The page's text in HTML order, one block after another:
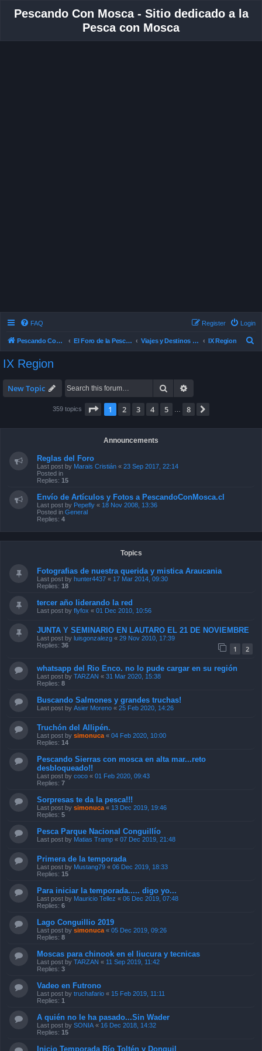
Pescando Con Mosca - Sitio dedicado a la
Pesca con Mosca
FAQ Login
Register
Pescando Con Mosca El Foro de la Pesca con Mosca en Chile Viajes y Destinos de Pesca IX Region
IX Region
New Topic Search
359 topics Page 1of 8
1 2 3 4 5 8
Announcements
Reglas del Foro
Last post by Marais Cristián « 23 Sep 2017, 22:14
Posted in
Replies: 15
Envío de Artículos y Fotos a PescandoConMosca.cl
Last post by Pepefly « 18 Nov 2008, 13:36
Posted in General
Replies: 4
Topics
Fotografias de nuestra querida y mistica Araucania
Last post by hunter4437 « 17 Mar 2014, 09:30
Replies: 18
tercer año liderando la red
Last post by flyfox « 01 Dec 2010, 10:56
JUNTA Y SEMINARIO EN LAUTARO EL 21 DE NOVIEMBRE
Last post by luisgonzalezg « 29 Nov 2010, 17:39
Replies: 36 1 2
whatsapp del Rio Enco. no lo pude cargar en su región
Last post by TARZAN « 31 Mar 2020, 15:38
Replies: 8
Buscando Salmones y grandes truchas!
Last post by Asier Moreno « 25 Feb 2020, 14:26
Truchón del Allipén.
Last post by simonuca « 04 Feb 2020, 10:00
Replies: 14
Pescando Sierras con mosca en alta mar...reto
desbloqueado!!
Last post by coco « 01 Feb 2020, 09:43
Replies: 7
Sorpresas te da la pesca!!!
Last post by simonuca « 13 Dec 2019, 19:46
Replies: 5
Pesca Parque Nacional Conguillío
Last post by Matias Tramp « 07 Dec 2019, 21:48
Primera de la temporada
Last post by Mustang79 « 06 Dec 2019, 18:33
Replies: 15
Para iniciar la temporada..... digo yo...
Last post by Mauricio Tellez « 06 Dec 2019, 07:48
Replies: 6
Lago Conguillio 2019
Last post by simonuca « 05 Dec 2019, 09:26
Replies: 8
Moscas para chinook en el liucura y tecnicas
Last post by TARZAN « 11 Sep 2019, 11:42
Replies: 3
Vadeo en Futrono
Last post by truchafario « 15 Feb 2019, 11:11
Replies: 1
A quién no le ha pasado...Sin Wader
Last post by SONIA « 16 Dec 2018, 14:32
Replies: 15
Inicio Temporada Río Toltén y Donguil